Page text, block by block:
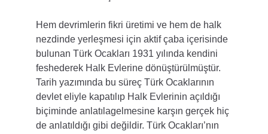
Hem devrimlerin fikri üretimi ve hem de halk
nezdinde yerleşmesi için aktif çaba içerisinde
bulunan Türk Ocakları 1931 yılında kendini
feshederek Halk Evlerine dönüştürülmüştür.
Tarih yazımında bu süreç Türk Ocaklarının
devlet eliyle kapatılıp Halk Evlerinin açıldığı
biçiminde anlatılagelmesine karşın gerçek hiç
de anlatıldığı gibi değildir. Türk Ocakları’nın